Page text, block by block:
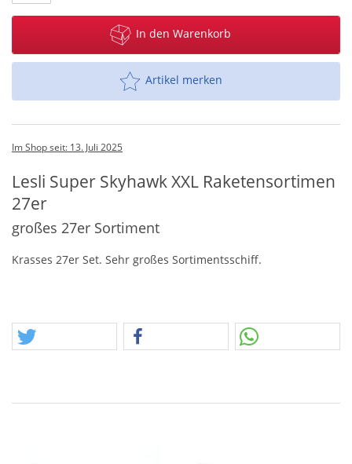
In den Warenkorb
Artikel merken
Im Shop seit: 13. Juli 2025
Lesli Super Skyhawk XXL Raketensortimen
27er
großes 27er Sortiment
Krasses 27er Set. Sehr großes Sortimentsschiff.